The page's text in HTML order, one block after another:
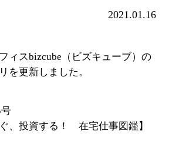
2021.01.16
ィスbizcube（ビズキューブ）の
を更新しました。
、投資する！ 在宅仕事図鑑】